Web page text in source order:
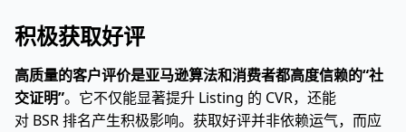
积极获取好评
高质量的客户评价是亚马逊算法和消费者都高度信赖的“社
交证明”。它不仅能显著提升 Listing 的 CVR，还能
对 BSR 排名产生积极影响。获取好评并非依赖运气，而应